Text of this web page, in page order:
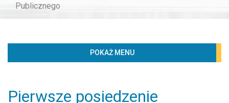
BIBLIOTECZKA
PROJEKTY
Publicznego
Pierwsze posiedzenie
POKAŻ MENU
Menu